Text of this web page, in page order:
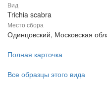
Вид
Trichia scabra
Место сбора
Одинцовский, Московская
Полная карточка
Все образцы этого вида